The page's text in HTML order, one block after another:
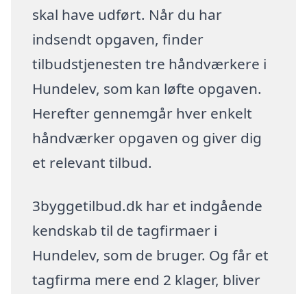
skal have udført. Når du har
indsendt opgaven, finder
tilbudstjenesten tre håndværkere i
Hundelev, som kan løfte opgaven.
Herefter gennemgår hver enkelt
håndværker opgaven og giver dig
et relevant tilbud.
3byggetilbud.dk har et indgående
kendskab til de tagfirmaer i
Hundelev, som de bruger. Og får et
tagfirma mere end 2 klager, bliver